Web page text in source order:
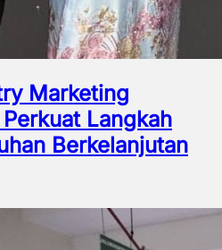
Marketing
Langkah
Berkelanjutan